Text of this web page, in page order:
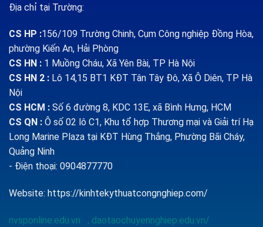
Địa chỉ tại Trường:
CS HP :156/109 Trường Chinh, Cụm Công nghiệp Đồng Hòa,
phường Kiến An, Hải Phòng
CS HN : 1 Muồng Cháu, Xã Yên Bài, TP Hà Nội
CS HN 2 : Lô 14,15 BT1 KĐT Tân Tây Đô, Xã Ô Diên, TP Hà
Nội
CS HCM : Số 6 đường 8, KDC 13E, xã Bình Hưng, HCM
CS QN : Ô số 02 lô C1, Khu tổ hợp Thương mại và Giải trí Hạ
Long Marine Plaza tại KĐT Hùng Thắng, Phường Bãi Cháy,
Quảng Ninh
- Điện thoại: 0904877770
Website: https://kinhtekythuatcongnghiep.com/
nvsponline.edu.vn , daotaochuyennghiep.edu.vn/